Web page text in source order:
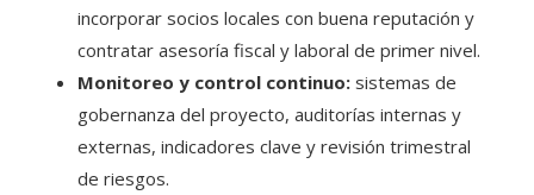
incorporar socios locales con buena reputación y
contratar asesoría fiscal y laboral de primer nivel.
Monitoreo y control continuo: sistemas de
gobernanza del proyecto, auditorías internas y
externas, indicadores clave y revisión trimestral
de riesgos.